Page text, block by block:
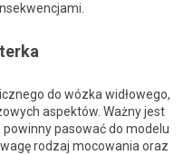
do wózka widłowego,
aspektów. Ważny jest
pasować do modelu
rodzaj mocowania oraz